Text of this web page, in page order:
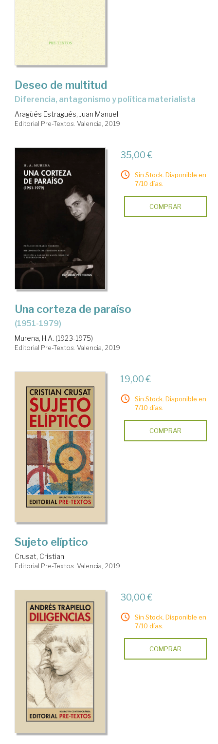
Deseo de multitud
diferencia, antagonismo y política materialista
Aragüés Estragués, Juan Manuel
Editorial Pre-Textos. Valencia, 2019
35,00 €
Sin Stock. Disponible en
7/10 días.
COMPRAR
Una corteza de paraíso
(1951-1979)
Murena, H.A. (1923-1975)
Editorial Pre-Textos. Valencia, 2019
19,00 €
Sin Stock. Disponible en
7/10 días.
COMPRAR
Sujeto elíptico
Crusat, Cristian
Editorial Pre-Textos. Valencia, 2019
30,00 €
Sin Stock. Disponible en
7/10 días.
COMPRAR